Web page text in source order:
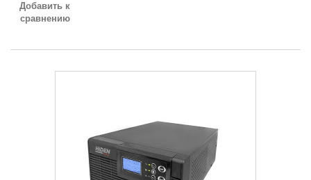
Добавить к
сравнению